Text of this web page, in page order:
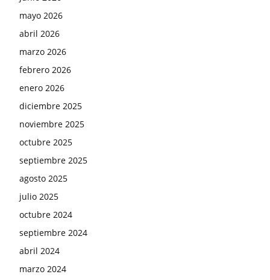
mayo 2026
abril 2026
marzo 2026
febrero 2026
enero 2026
diciembre 2025
noviembre 2025
octubre 2025
septiembre 2025
agosto 2025
julio 2025
octubre 2024
septiembre 2024
abril 2024
marzo 2024